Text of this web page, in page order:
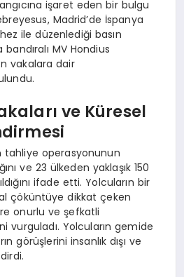
işaret eden bir bulgu
Madrid’de İspanya
ile düzenlediği basın
MV Hondius
vakalara dair
ve Küresel
tahliye operasyonunun
ve 23 ülkeden yaklaşık 150
ifade etti. Yolcuların bir
çöküntüye dikkat çeken
onurlu ve şefkatli
vurguladı. Yolcuların gemide
görüşlerini insanlık dışı ve